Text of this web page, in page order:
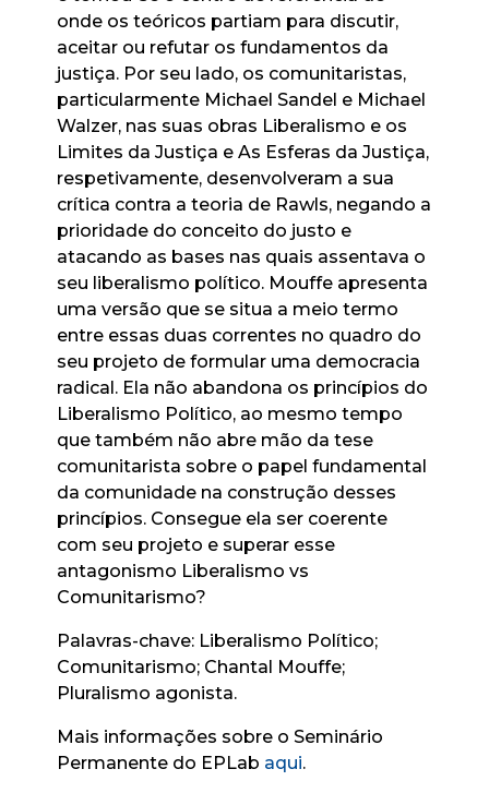
onde os teóricos partiam para discutir,
aceitar ou refutar os fundamentos da
justiça. Por seu lado, os comunitaristas,
particularmente Michael Sandel e Michael
Walzer, nas suas obras Liberalismo e os
Limites da Justiça e As Esferas da Justiça,
respetivamente, desenvolveram a sua
crítica contra a teoria de Rawls, negando a
prioridade do conceito do justo e
atacando as bases nas quais assentava o
seu liberalismo político. Mouffe apresenta
uma versão que se situa a meio termo
entre essas duas correntes no quadro do
seu projeto de formular uma democracia
radical. Ela não abandona os princípios do
Liberalismo Político, ao mesmo tempo
que também não abre mão da tese
comunitarista sobre o papel fundamental
da comunidade na construção desses
princípios. Consegue ela ser coerente
com seu projeto e superar esse
antagonismo Liberalismo vs
Comunitarismo?
Palavras-chave: Liberalismo Político;
Comunitarismo; Chantal Mouffe;
Pluralismo agonista.
Mais informações sobre o Seminário
Permanente do EPLab aqui.